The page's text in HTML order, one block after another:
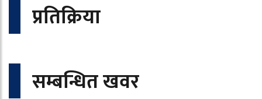
प्रतिक्रिया
सम्बन्धित खवर